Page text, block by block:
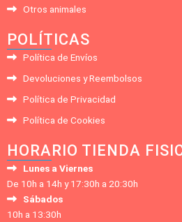
Otros animales
POLÍTICAS
Política de Envíos
Devoluciones y Reembolsos
Política de Privacidad
Política de Cookies
HORARIO TIENDA
Lunes a Viernes
De 10h a 14h y 17:30h a 20:30h
Sábados
10h a 13:30h